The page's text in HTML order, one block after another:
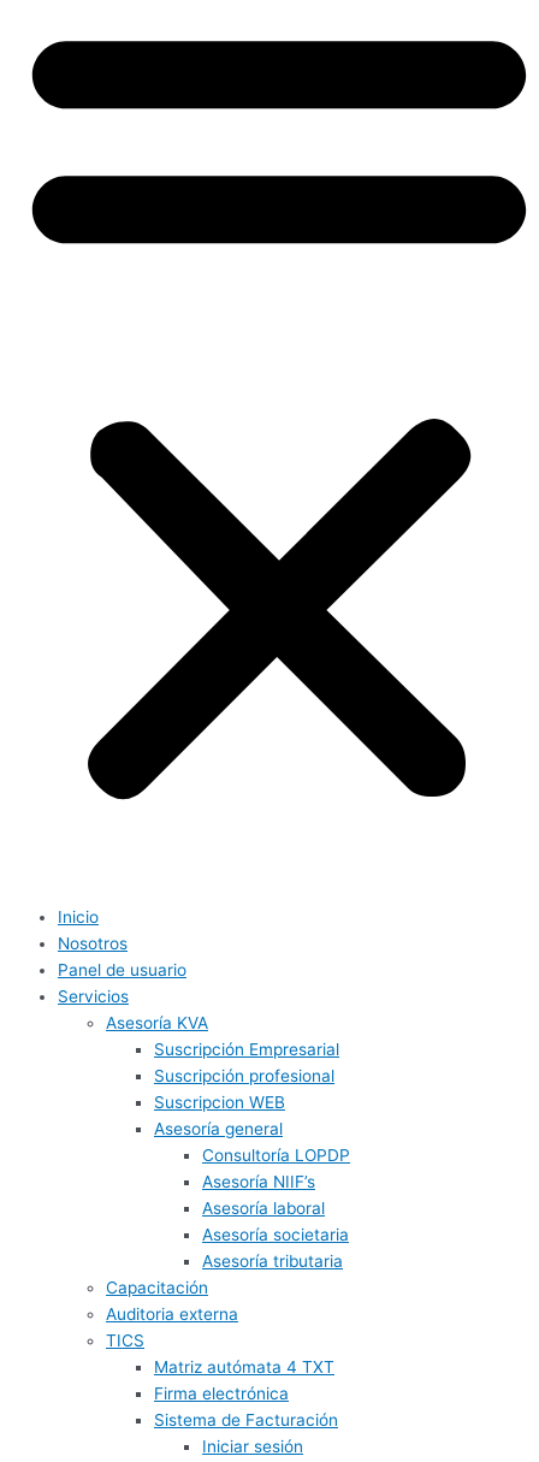
Inicio
Nosotros
Panel de usuario
Servicios
Asesoría KVA
Suscripción Empresarial
Suscripción profesional
Suscripcion WEB
Asesoría general
Consultoría LOPDP
Asesoría NIIF’s
Asesoría laboral
Asesoría societaria
Asesoría tributaria
Capacitación
Auditoria externa
TICS
Matriz autómata 4 TXT
Firma electrónica
Sistema de Facturación
Iniciar sesión